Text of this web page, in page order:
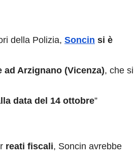
della Polizia, Soncin si è
ad Arzignano (Vicenza), che si
data del 14 ottobre”
reati fiscali, Soncin avrebbe